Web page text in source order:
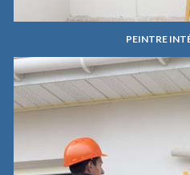
PEINTRE